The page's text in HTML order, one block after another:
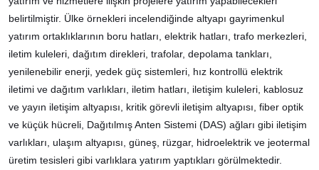
belirtilmiştir. Ülke örnekleri incelendiğinde altyapı gayrimenkul
yatırım ortaklıklarının boru hatları, elektrik hatları, trafo merkezleri,
iletim kuleleri, dağıtım direkleri, trafolar, depolama tankları,
yenilenebilir enerji, yedek güç sistemleri, hız kontrollü elektrik
iletimi ve dağıtım varlıkları, iletim hatları, iletişim kuleleri, kablosuz
ve yayın iletişim altyapısı, kritik görevli iletişim altyapısı, fiber optik
ve küçük hücreli, Dağıtılmış Anten Sistemi (DAS) ağları gibi iletişim
varlıkları, ulaşım altyapısı, güneş, rüzgar, hidroelektrik ve jeotermal
üretim tesisleri gibi varlıklara yatırım yaptıkları görülmektedir.